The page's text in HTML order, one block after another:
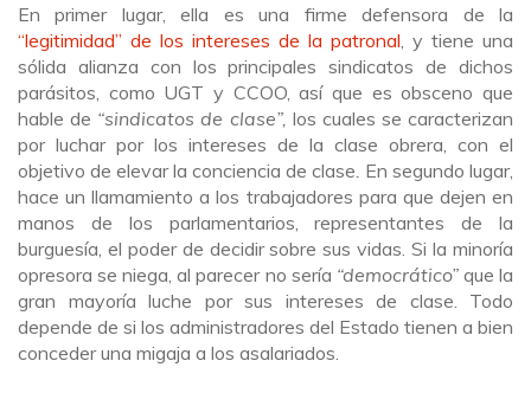
En primer lugar, ella es una firme defensora de la
“legitimidad” de los intereses de la patronal , y tiene una
sólida alianza con los principales sindicatos de dichos
parásitos, como UGT y CCOO, así que es obsceno que
hable de “sindicatos de clase”, los cuales se caracterizan
por luchar por los intereses de la clase obrera, con el
objetivo de elevar la conciencia de clase En segundo lugar,
hace un llamamiento a los trabajadores para que dejen en
manos de los parlamentarios, representantes de la
burguesía, el poder de decidir sobre sus vidas. Si la minoría
opresora se niega, al parecer no sería “democrático” que la
gran mayoría luche por sus intereses de clase. Todo
depende de si los administradores del Estado tienen a bien
conceder una migaja a los asalariados.